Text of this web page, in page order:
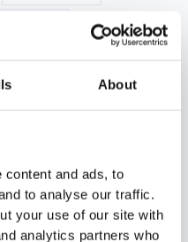
About
content and ads, to
to analyse our traffic.
your use of our site with
analytics partners who
villas(15)
vakantie(5)